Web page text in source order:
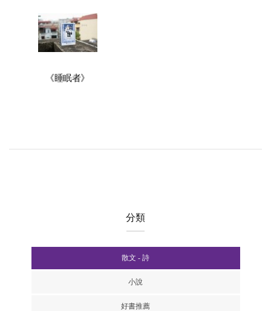
《睡眠者》
分類
散文 - 詩
小說
好書推薦